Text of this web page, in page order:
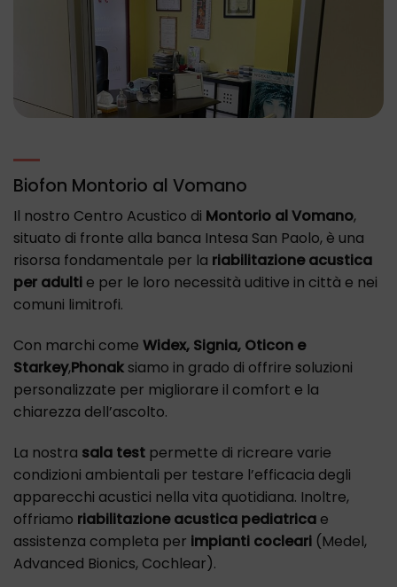
Biofon Montorio al Vomano
Il nostro Centro Acustico di Montorio al Vomano,
situato di fronte alla banca Intesa San Paolo, è una
risorsa fondamentale per la riabilitazione acustica
per adulti e per le loro necessità uditive in città e nei
comuni limitrofi.
Con marchi come Widex, Signia, Oticon e
Starkey,Phonak siamo in grado di offrire soluzioni
personalizzate per migliorare il comfort e la
chiarezza dell’ascolto.
La nostra sala test permette di ricreare varie
condizioni ambientali per testare l’efficacia degli
apparecchi acustici nella vita quotidiana. Inoltre,
offriamo riabilitazione acustica pediatrica e
assistenza completa per impianti cocleari (Medel,
Advanced Bionics, Cochlear).